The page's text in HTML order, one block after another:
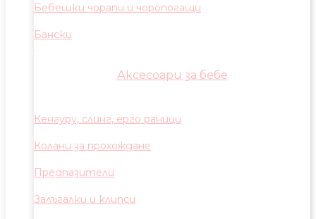
Бебешки чорапи и чоропогащи
Бански
Аксесоари за бебе
Кенгуру, слинг, ерго раници
Колани за прохождане
Предпазители
Залъгалки и клипси